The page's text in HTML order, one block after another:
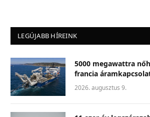
LEGÚJABB HÍREINK
5000 megawattra
francia
2026. augusztus 9.